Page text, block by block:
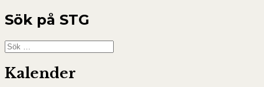
Sök på STG
Sök
efter:
Kalender